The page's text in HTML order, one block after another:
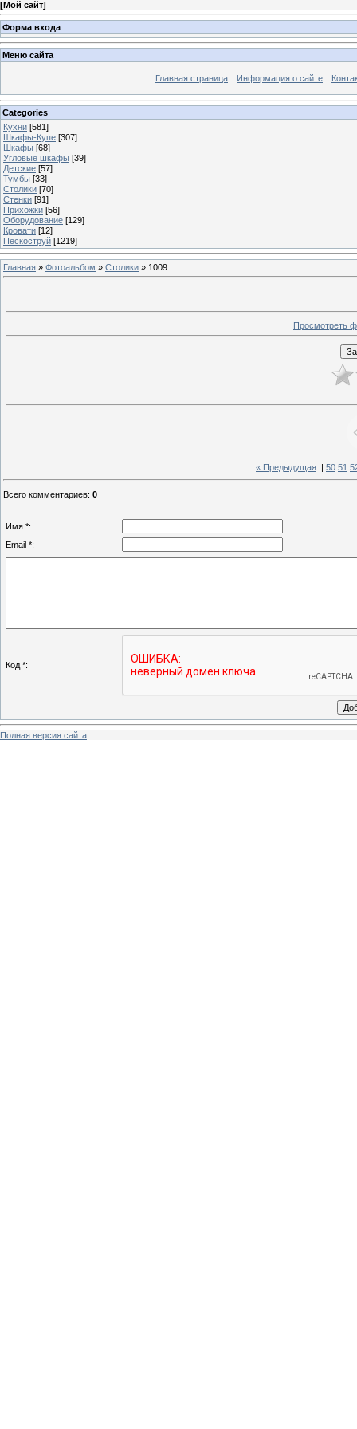
[Мой сайт]
Форма входа
Меню сайта
Главная страница Информация о сайте
Categories
Кухни [581]
Шкафы-Купе [307]
Шкафы [68]
Угловые шкафы [39]
Детские [57]
Тумбы [33]
Столики [70]
Стенки [91]
Прихожки [56]
Оборудование [129]
Кровати [12]
Пескоструй [1219]
Главная » Фотоальбом » Столики » 1009
Просмотреть
« Предыдущая 50 51
Всего комментариев: 0
Имя *:
Email *:
Код *:
Полная версия сайта